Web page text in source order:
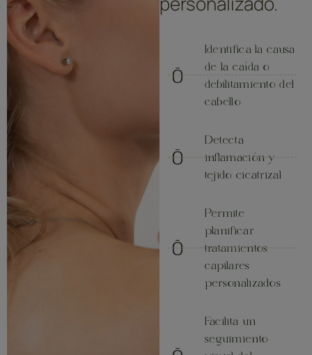
Identifica la causa
de la caída o
debilitamiento del
cabello
Detecta
inflamación y
tejido cicatrizal
Permite
planificar
tratamientos
capilares
personalizados
Facilita un
seguimiento